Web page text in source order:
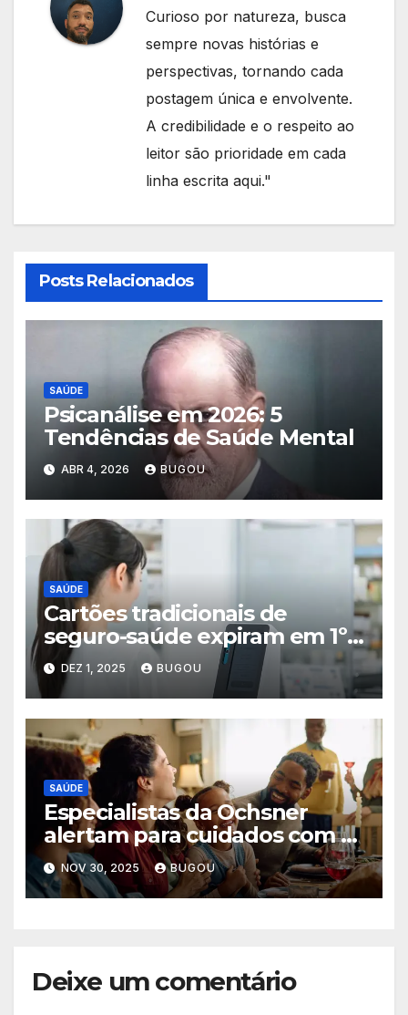
Curioso por natureza, busca
sempre novas histórias e
perspectivas, tornando cada
postagem única e envolvente.
A credibilidade e o respeito ao
leitor são prioridade em cada
linha escrita aqui."
Posts Relacionados
SAÚDE
Psicanálise em 2026: 5
Tendências de Saúde Mental
ABR 4, 2026 BUGOU
SAÚDE
Cartões tradicionais de
seguro-saúde expiram em 1º
de dezembro de 2025 no
Japão
DEZ 1, 2025 BUGOU
SAÚDE
Especialistas da Ochsner
alertam para cuidados com o
coração durante as festas de
fim de ano
NOV 30, 2025 BUGOU
Deixe um comentário